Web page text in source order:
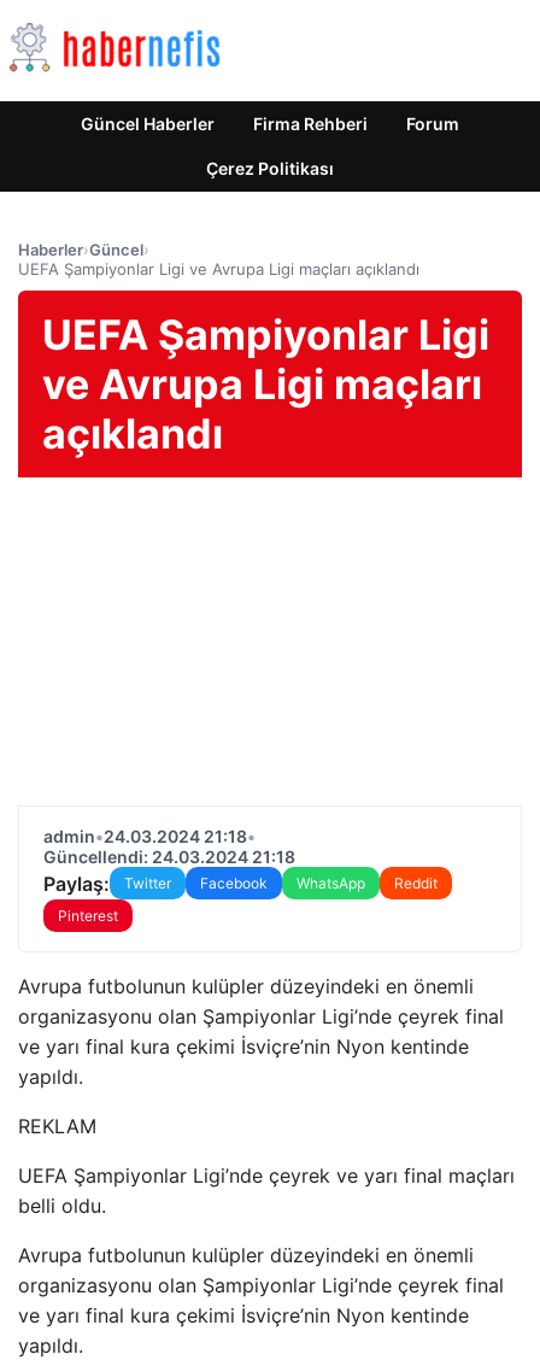
Güncel Haberler Firma Rehberi Forum
Çerez Politikası
Haberler›Güncel›
UEFA Şampiyonlar Ligi ve Avrupa Ligi maçları açıklandı
UEFA Şampiyonlar Ligi
ve Avrupa Ligi maçları
açıklandı
admin•24.03.2024 21:18•
Güncellendi: 24.03.2024 21:18
Paylaş: Twitter Facebook WhatsApp
Reddit
Pinterest
Avrupa futbolunun kulüpler düzeyindeki en önemli
organizasyonu olan Şampiyonlar Ligi’nde çeyrek final
ve yarı final kura çekimi İsviçre’nin Nyon kentinde
yapıldı.
REKLAM
UEFA Şampiyonlar Ligi’nde çeyrek ve yarı final maçları
belli oldu.
Avrupa futbolunun kulüpler düzeyindeki en önemli
organizasyonu olan Şampiyonlar Ligi’nde çeyrek final
ve yarı final kura çekimi İsviçre’nin Nyon kentinde
yapıldı.